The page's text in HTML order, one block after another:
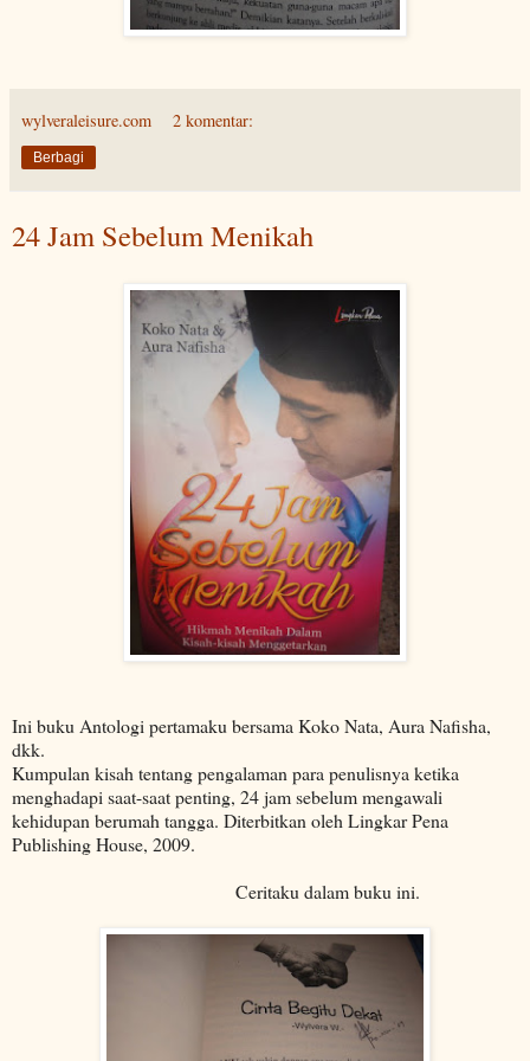
wylveraleisure.com 2 komentar:
Berbagi
24 Jam Sebelum Menikah
Ini buku Antologi pertamaku bersama Koko Nata, Aura Nafisha,
dkk.
Kumpulan kisah tentang pengalaman para penulisnya ketika
menghadapi saat-saat penting, 24 jam sebelum mengawali
kehidupan berumah tangga. Diterbitkan oleh Lingkar Pena
Publishing House, 2009.
Ceritaku dalam buku ini.